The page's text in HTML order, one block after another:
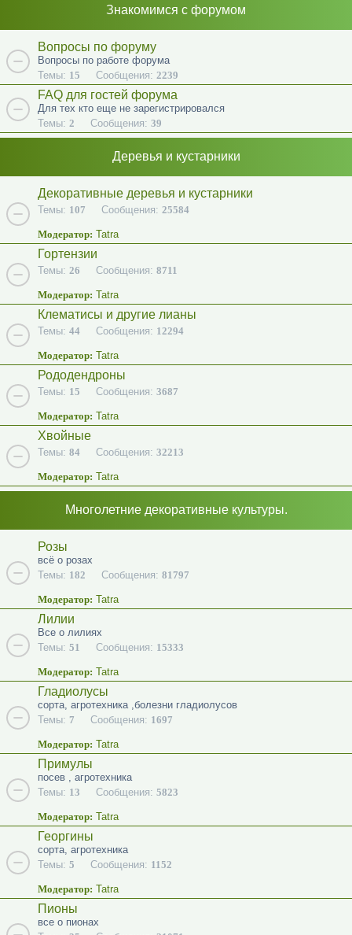
Знакомимся с форумом
Вопросы по форуму
Вопросы по работе форума
Темы: 15 Сообщения: 2239
FAQ для гостей форума
Для тех кто еще не зарегистрировался
Темы: 2 Сообщения: 39
Деревья и кустарники
Декоративные деревья и кустарники
Темы: 107 Сообщения: 25584
Модератор: Tatra
Гортензии
Темы: 26 Сообщения: 8711
Модератор: Tatra
Клематисы и другие лианы
Темы: 44 Сообщения: 12294
Модератор: Tatra
Рододендроны
Темы: 15 Сообщения: 3687
Модератор: Tatra
Хвойные
Темы: 84 Сообщения: 32213
Модератор: Tatra
Многолетние декоративные культуры.
Розы
всё о розах
Темы: 182 Сообщения: 81797
Модератор: Tatra
Лилии
Все о лилиях
Темы: 51 Сообщения: 15333
Модератор: Tatra
Гладиолусы
сорта, агротехника ,болезни гладиолусов
Темы: 7 Сообщения: 1697
Модератор: Tatra
Примулы
посев , агротехника
Темы: 13 Сообщения: 5823
Модератор: Tatra
Георгины
сорта, агротехника
Темы: 5 Сообщения: 1152
Модератор: Tatra
Пионы
все о пионах